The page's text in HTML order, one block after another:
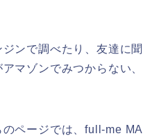
ジンで調べたり、友達に
マゾンでみつからない
のページでは、full-me